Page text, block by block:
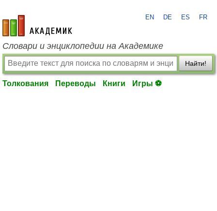
academic.ru
EN DE ES FR
Словари и энциклопедии на Академике
Найти!
Толкования Переводы Книги Игры ⚽